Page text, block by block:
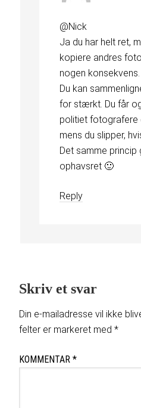
@Nick
Ja du har helt ret,
kopiere andres
nogen konsekvens.
Du kan
for stærkt. Du får
politiet fotografere
mens du slipper,
Det samme
ophavsret 🙂
Reply
Skriv et svar
Din e-mailadresse vil ikke
felter er markeret med*
KOMMENTAR*